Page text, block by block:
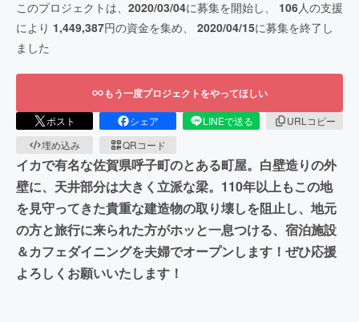
このプロジェクトは、 2020/03/04に募集を開始し、 106人の支援
により 1,449,387円の資金を集め、 2020/04/15に募集を終了し
ました
もう一度プロジェクトをやってほしい
ポスト シェア LINEで送る
URLコピー
埋め込み
QRコード
イカで有名な佐賀県呼子町のとある町屋。白壁造りの外
壁に、天井部分は大きく立派な梁。110年以上もこの地
を見守ってきた貴重な建造物の取り壊しを阻止し、地元
の方と旅行に来られた方がホッと一息つける、宿泊施設
＆カフェダイニングを夫婦でオープンします！ぜひ応援
よろしくお願いいたします！